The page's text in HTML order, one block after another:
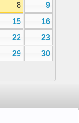
8
9
15
16
22
23
29
30